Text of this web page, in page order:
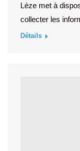
Lèze met à
collecter les
Détails